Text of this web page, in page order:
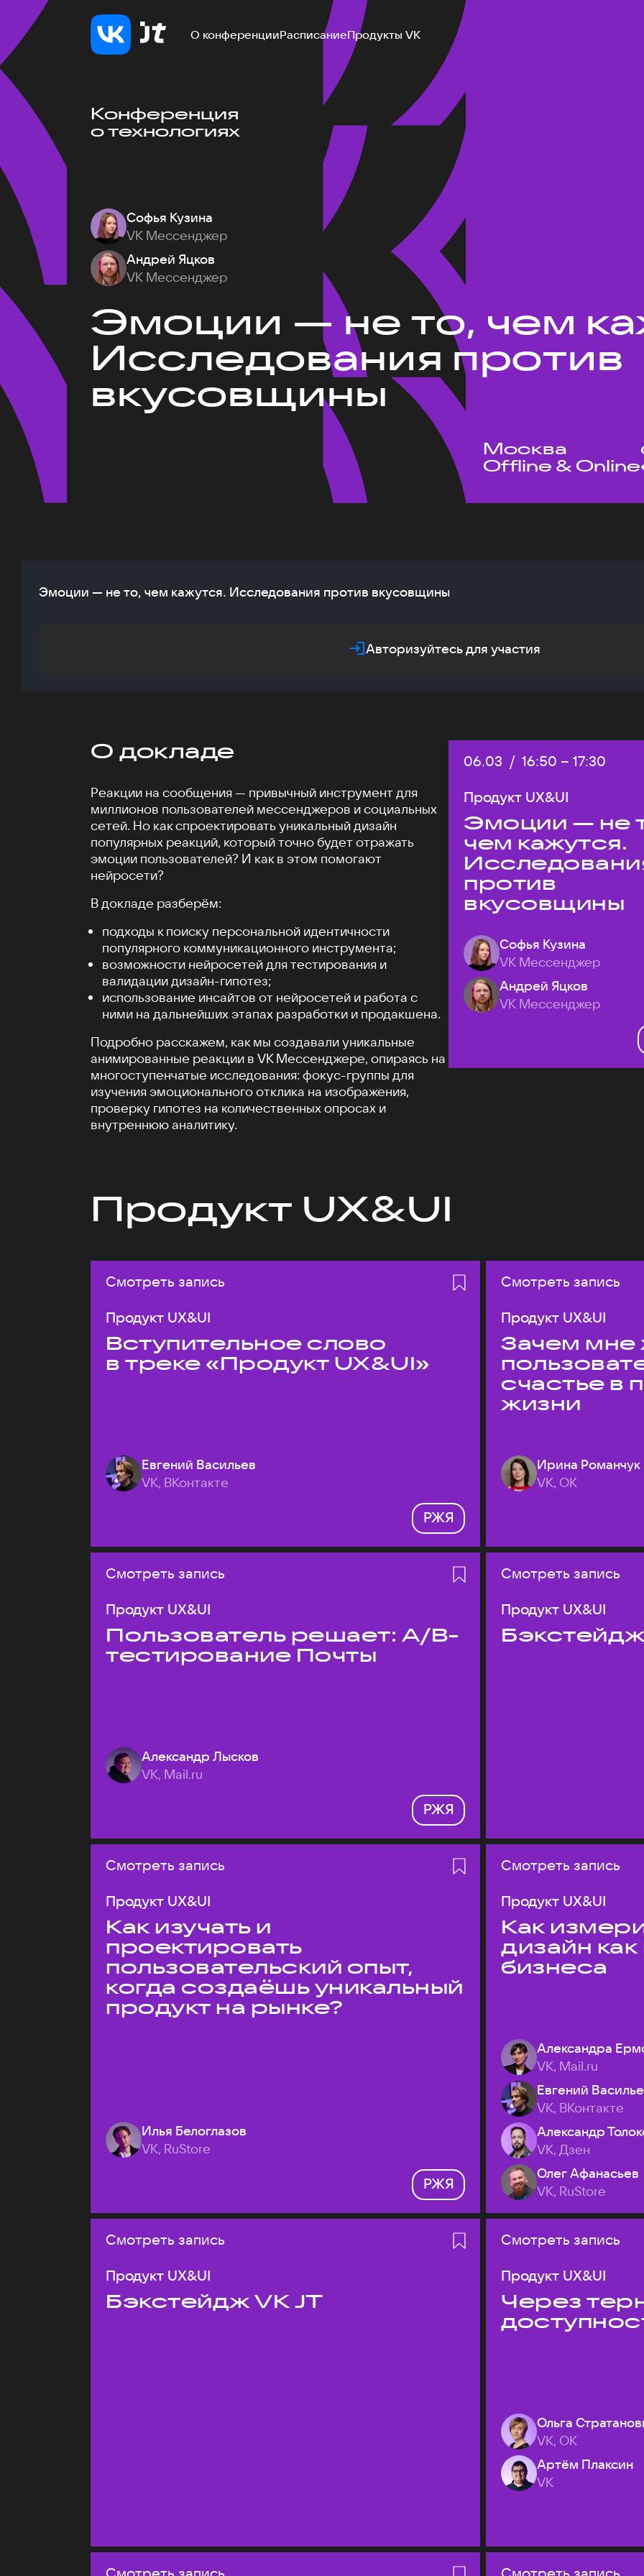
О конференцииРасписаниеПродукты VK
Конференция
о технологиях
Софья Кузина
VK Мессенджер
Андрей Яцков
VK Мессенджер
Эмоции — не то, чем
Исследования против
вкусовщины
Москва
Offline & Online
Эмоции — не то, чем кажутся. Исследования против вкусовщины
Авторизуйтесь для участия
О докладе
Реакции на сообщения — привычный инструмент для
миллионов пользователей мессенджеров и социальных
сетей. Но как спроектировать уникальный дизайн
популярных реакций, который точно будет отражать
эмоции пользователей? И как в этом помогают
нейросети?
В докладе разберём:
подходы к поиску персональной идентичности
популярного коммуникационного инструмента;
возможности нейросетей для тестирования и
валидации дизайн-гипотез;
использование инсайтов от нейросетей и работа с
ними на дальнейших этапах разработки и продакшена.
Подробно расскажем, как мы создавали уникальные
анимированные реакции в VK Мессенджере, опираясь на
многоступенчатые исследования: фокус-группы для
изучения эмоционального отклика на изображения,
проверку гипотез на количественных опросах и
внутреннюю аналитику.
Дата:
06.03 / Начало:
16:50 – Конец:
17:30
Продукт UX&UI
Эмоции — не
чем кажутся.
против
вкусовщины
Софья Кузина
VK Мессенджер
Андрей Яцков
VK Мессенджер
Продукт UX&UI
Смотреть запись
Продукт UX&UI
Вступительное слово
в треке «Продукт UX&UI»
Евгений Васильев
VK, ВКонтакте
РЖЯ
Смотреть запись
Продукт UX&UI
Зачем мне
счастье в
жизни
Ирина Романчук
VK, ОК
Смотреть запись
Продукт UX&UI
Пользователь решает: A/B-
тестирование Почты
Александр Лысков
VK, Mail.ru
РЖЯ
Смотреть запись
Продукт UX&UI
Бэкстейдж
Смотреть запись
Продукт UX&UI
Как изучать и
проектировать
пользовательский опыт,
когда создаёшь уникальный
продукт на рынке?
Илья Белоглазов
VK, RuStore
РЖЯ
Смотреть запись
Продукт UX&UI
Как
дизайн
бизнеса
Александра
VK, Mail.ru
Евгений
VK, ВКонтакте
Александр
VK, Дзен
Олег Афанасьев
VK, RuStore
Смотреть запись
Продукт UX&UI
Бэкстейдж VK JT
Смотреть запись
Продукт UX&UI
Через
Ольга
VK, ОК
Артём Плаксин
VK